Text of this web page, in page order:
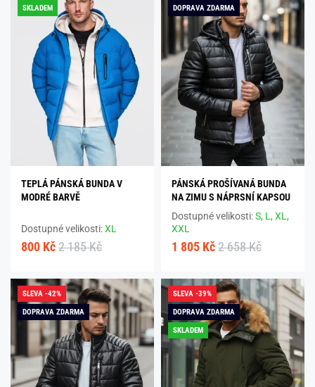
SKLADEM
TEPLÁ PÁNSKÁ BUNDA V
MODRÉ BARVĚ
Dostupné velikosti:XL
800 Kč 2 185 Kč
DOPRAVA ZDARMA
PÁNSKÁ PROŠÍVANÁ BUNDA
NA ZIMU S NÁPRSNÍ KAPSOU
Dostupné velikosti:S, L,XL,
XXL
1 805 Kč 2 658 Kč
SLEVA -42%
DOPRAVA ZDARMA
SLEVA -39%
DOPRAVA ZDARMA
SKLADEM